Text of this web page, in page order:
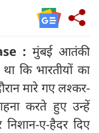
: मुंबई आतंकी
कि भारतीयों का
मारे गए लश्कर-
करते हुए उन्हें
निशान-ए-हैदर दिए